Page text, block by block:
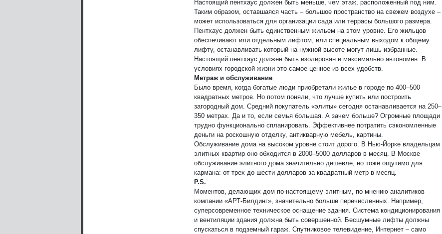
Настоящий пентхаус должен быть меньше, чем этаж, расположенный под ним.
Таким образом, оставшаяся часть – большое пространство на свежем воздухе –
может использоваться для организации сада или террасы большого размера.
Пентхаус должен быть единственным жильем на этом уровне. Его жильцов
обеспечивают или отдельным лифтом, или специальным выходом к общему
лифту, останавливать который на нужной высоте могут лишь избранные.
Настоящий пентхаус должен быть изолирован и максимально автономен. В
условиях городской жизни это самое ценное из всех удобств.
Метраж и обслуживание
Было время, когда богатые люди приобретали жилье в городе по 400–500
квадратных метров. Но потом поняли, что лучше купить или построить
загородный дом. Средний покупатель «элиты» сегодня останавливается на 250–
350 метрах. Да и то, если семья большая. А зачем больше? Огромные площади
трудно функционально спланировать. Эффективнее потратить сэкономленные
деньги на роскошную отделку, антикварную мебель, картины.
Обслуживание дома на высоком уровне стоит дорого. В Нью-Йорке владельцам
элитных квартир оно обходится в 2000–5000 долларов в месяц. В Москве
обслуживание элитного дома значительно дешевле, но тоже ощутимо для
кармана: от трех до шести долларов за квадратный метр в месяц.
P.S.
Моментов, делающих дом по-настоящему элитным, по мнению аналитиков
компании «АРТ-Билдинг», значительно больше перечисленных. Например,
суперсовременное техническое оснащение здания. Система кондиционирования
и вентиляции здания должна быть совершенной. Бесшумные лифты должны
спускаться в подземный гараж. Спутниковое телевидение, Интернет – само